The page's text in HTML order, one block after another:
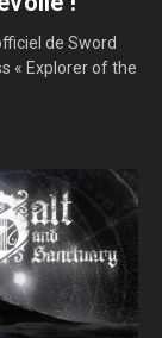
de Sword
« Explorer of the